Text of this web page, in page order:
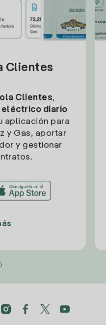
Clientes
Clientes,
eléctrico diario
aplicación para
y Gas, aportar
y gestionar